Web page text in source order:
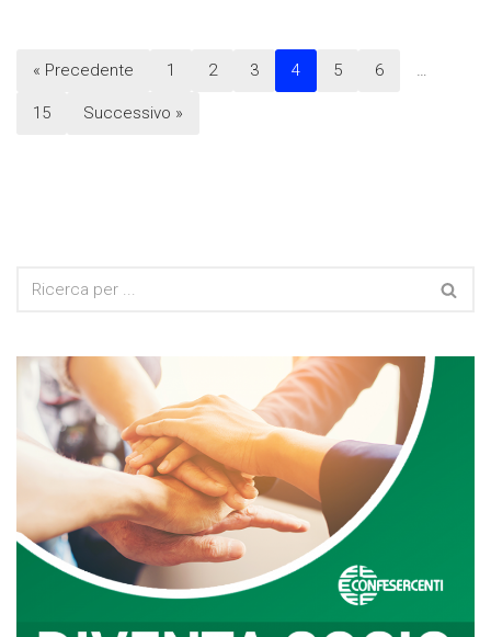
« Precedente 1 2 3 4 5 6 …
15 Successivo »